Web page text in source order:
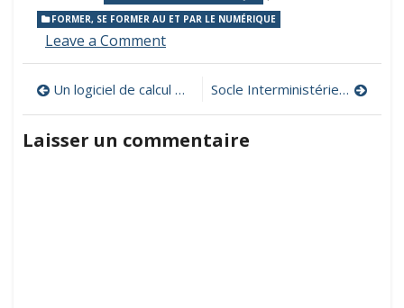
FORMER, SE FORMER AU ET PAR LE NUMÉRIQUE
Leave a Commenton
CNIL
de
formation
des
Navigation
de
l’article
Un logiciel de calcul mental CP-CE1 Socle Interministériel de Logiciels Libres
Laisser un commentaire